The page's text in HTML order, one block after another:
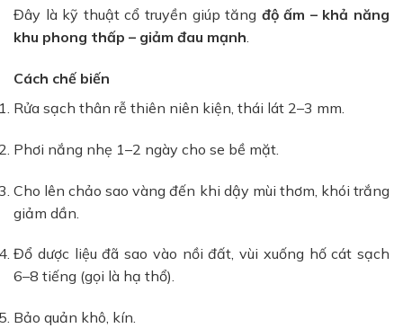
Đây là kỹ thuật cổ truyền giúp tăng độ ấm – khả năng
khu phong thấp – giảm đau mạnh.
Cách chế biến
Rửa sạch thân rễ thiên niên kiện, thái lát 2–3 mm.
Phơi nắng nhẹ 1–2 ngày cho se bề mặt.
Cho lên chảo sao vàng đến khi dậy mùi thơm, khói trắng
giảm dần.
Đổ dược liệu đã sao vào nồi đất, vùi xuống hố cát sạch
6–8 tiếng (gọi là hạ thổ).
Bảo quản khô, kín.